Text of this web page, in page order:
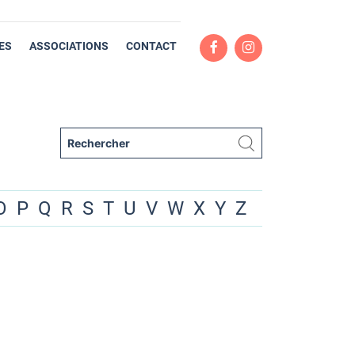
ASSOCIATIONS CONTACT
P Q R S T U V W X Y Z